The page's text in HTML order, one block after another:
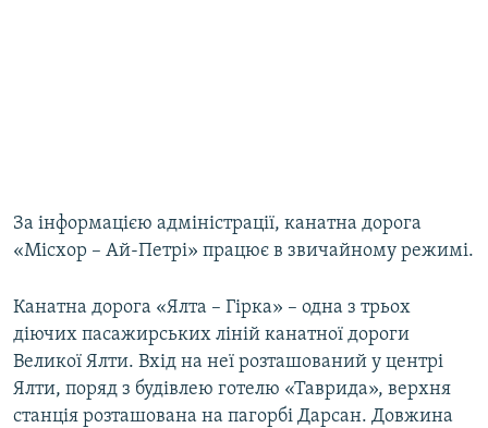
За інформацією адміністрації, канатна дорога
«Місхор – Ай-Петрі» працює в звичайному режимі.
Канатна дорога «Ялта – Гірка» – одна з трьох
діючих пасажирських ліній канатної дороги
Великої Ялти. Вхід на неї розташований у центрі
Ялти, поряд з будівлею готелю «Таврида», верхня
станція розташована на пагорбі Дарсан. Довжина